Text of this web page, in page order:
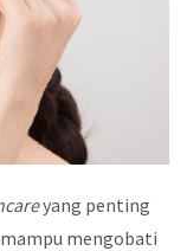
yang penting
mengobati